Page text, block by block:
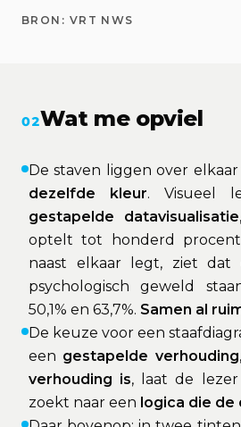
BRON: VRT NWS
02Wat me opviel
De staven liggen over
dezelfde kleur. Visueel
gestapelde datavisualisatie
optelt tot honderd
naast elkaar legt, ziet
psychologisch geweld
50,1% en 63,7%. Samen al
De keuze voor een
een gestapelde verhouding
verhouding is, laat de
zoekt naar een logica die